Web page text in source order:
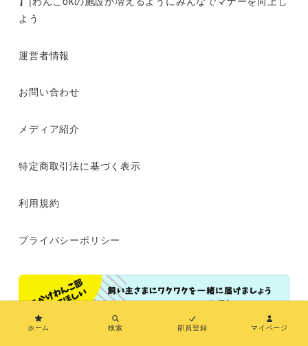
よう
運営者情報
お問い合わせ
メディア紹介
特定商取引法に基づく表示
利用規約
プライバシーポリシー
ホーム 検索 部員登録 マイページ